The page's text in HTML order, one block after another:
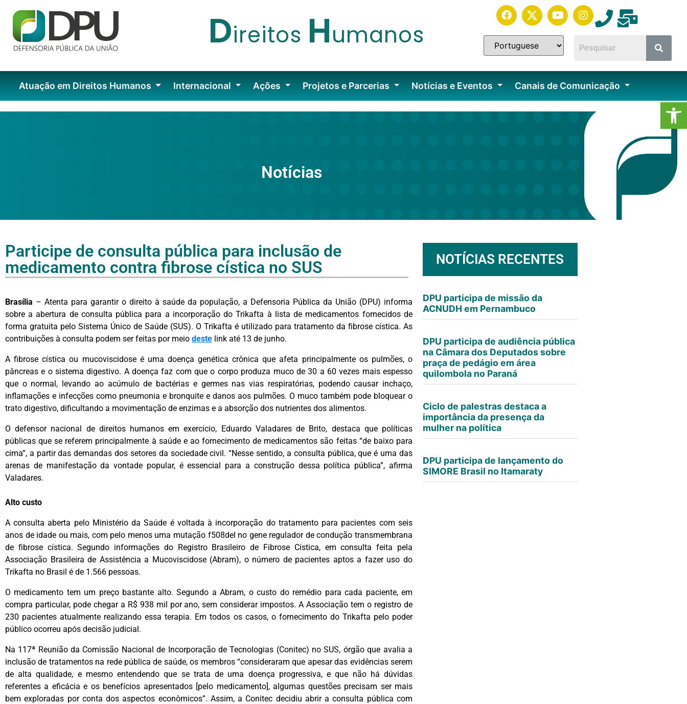
Direitos Humanos
Atuação em Direitos Humanos Internacional Ações Projetos e Parcerias Notícias e Eventos Canais de Comunicação
Notícias
Participe de consulta pública para inclusão de
medicamento contra fibrose cística no SUS
Brasília – Atenta para garantir o direito à saúde da população, a Defensoria Pública da União (DPU) informa
sobre a abertura de consulta pública para a incorporação do Trikafta à lista de medicamentos fornecidos de
forma gratuita pelo Sistema Único de Saúde (SUS). O Trikafta é utilizado para tratamento da fibrose cística. As
contribuições à consulta podem ser feitas por meio deste link até 13 de junho.
A fibrose cística ou mucoviscidose é uma doença genética crônica que afeta principalmente os pulmões, o
pâncreas e o sistema digestivo. A doença faz com que o corpo produza muco de 30 a 60 vezes mais espesso
que o normal, levando ao acúmulo de bactérias e germes nas vias respiratórias, podendo causar inchaço,
inflamações e infecções como pneumonia e bronquite e danos aos pulmões. O muco também pode bloquear o
trato digestivo, dificultando a movimentação de enzimas e a absorção dos nutrientes dos alimentos.
O defensor nacional de direitos humanos em exercício, Eduardo Valadares de Brito, destaca que políticas
públicas que se referem principalmente à saúde e ao fornecimento de medicamentos são feitas “de baixo para
cima”, a partir das demandas dos setores da sociedade civil. “Nesse sentido, a consulta pública, que é uma das
arenas de manifestação da vontade popular, é essencial para a construção dessa política pública”, afirma
Valadares.
Alto custo
A consulta aberta pelo Ministério da Saúde é voltada à incorporação do tratamento para pacientes com seis
anos de idade ou mais, com pelo menos uma mutação f508del no gene regulador de condução transmembrana
de fibrose cística. Segundo informações do Registro Brasileiro de Fibrose Cística, em consulta feita pela
Associação Brasileira de Assistência a Mucoviscidose (Abram), o número de pacientes aptos a fazer uso do
Trikafta no Brasil é de 1.566 pessoas.
O medicamento tem um preço bastante alto. Segundo a Abram, o custo do remédio para cada paciente, em
compra particular, pode chegar a R$ 938 mil por ano, sem considerar impostos. A Associação tem o registro de
230 pacientes atualmente realizando essa terapia. Em todos os casos, o fornecimento do Trikafta pelo poder
público ocorreu após decisão judicial.
Na 117ª Reunião da Comissão Nacional de Incorporação de Tecnologias (Conitec) no SUS, órgão que avalia a
inclusão de tratamentos na rede pública de saúde, os membros “consideraram que apesar das evidências serem
de alta qualidade, e mesmo entendendo que se trata de uma doença progressiva, e que não há dúvidas
referentes a eficácia e os benefícios apresentados [pelo medicamento], algumas questões precisam ser mais
bem exploradas por conta dos aspectos econômicos”. Assim, a Conitec decidiu abrir a consulta pública com
NOTÍCIAS RECENTES
DPU participa de missão da
ACNUDH em Pernambuco
DPU participa de audiência pública
na Câmara dos Deputados sobre
praça de pedágio em área
quilombola no Paraná
Ciclo de palestras destaca a
importância da presença da
mulher na política
DPU participa de lançamento do
SIMORE Brasil no Itamaraty